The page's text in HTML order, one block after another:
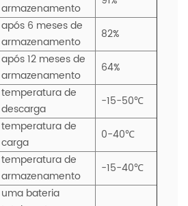
armazenamento
após 6 meses de
armazenamento
82%
após 12 meses de
armazenamento
64%
temperatura de
descarga
-15-50℃
temperatura de
carga
0-40℃
temperatura de
armazenamento
-15-40℃
uma bateria